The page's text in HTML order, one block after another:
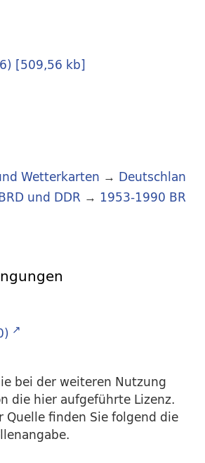
[509,56 kb]
Wetterkarten → Deutschlan
und DDR → 1953-1990 BR
bei der weiteren Nutzung
die hier aufgeführte Lizenz.
finden Sie folgend die